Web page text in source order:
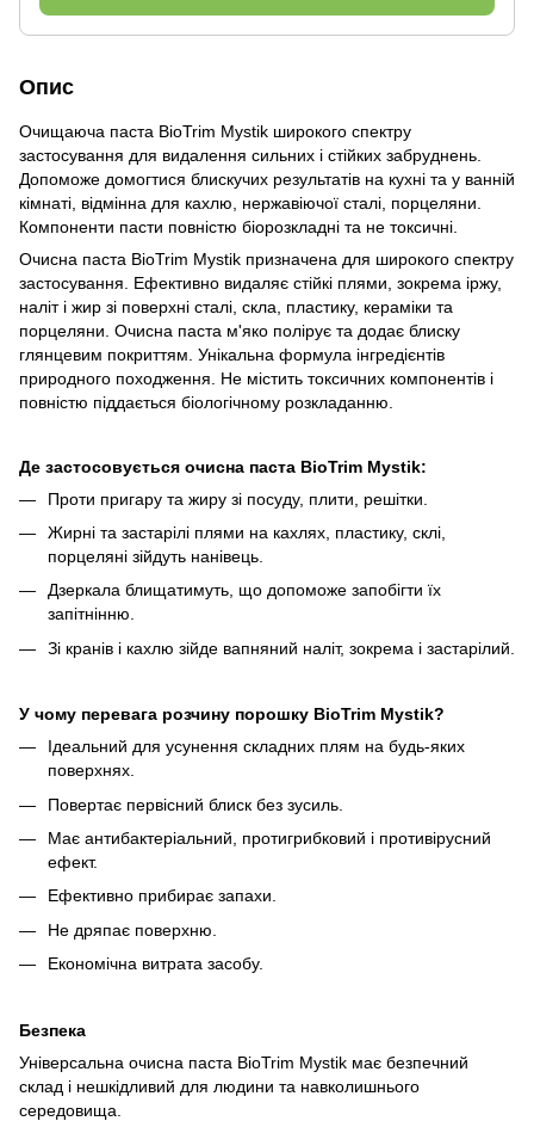
Опис
Очищаюча паста BioTrim Mystik широкого спектру
застосування для видалення сильних і стійких забруднень.
Допоможе домогтися блискучих результатів на кухні та у ванній
кімнаті, відмінна для кахлю, нержавіючої сталі, порцеляни.
Компоненти пасти повністю біорозкладні та не токсичні.
Очисна паста BioTrim Mystik призначена для широкого спектру
застосування. Ефективно видаляє стійкі плями, зокрема іржу,
наліт і жир зі поверхні сталі, скла, пластику, кераміки та
порцеляни. Очисна паста м'яко полірує та додає блиску
глянцевим покриттям. Унікальна формула інгредієнтів
природного походження. Не містить токсичних компонентів і
повністю піддається біологічному розкладанню.
Де застосовується очисна паста BioTrim Mystik:
Проти пригару та жиру зі посуду, плити, решітки.
Жирні та застарілі плями на кахлях, пластику, склі,
порцеляні зійдуть нанівець.
Дзеркала блищатимуть, що допоможе запобігти їх
запітнінню.
Зі кранів і кахлю зійде вапняний наліт, зокрема і застарілий.
У чому перевага розчину порошку BioTrim Mystik?
Ідеальний для усунення складних плям на будь-яких
поверхнях.
Повертає первісний блиск без зусиль.
Має антибактеріальний, протигрибковий і противірусний
ефект.
Ефективно прибирає запахи.
Не дряпає поверхню.
Економічна витрата засобу.
Безпека
Універсальна очисна паста BioTrim Mystik має безпечний
склад і нешкідливий для людини та навколишнього
середовища.